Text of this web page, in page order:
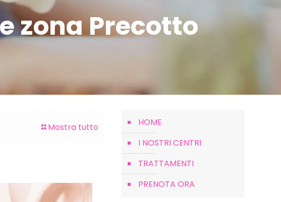
zona Precotto
Mostra tutto
HOME
I NOSTRI CENTRI
TRATTAMENTI
PRENOTA ORA